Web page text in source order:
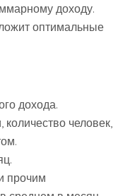
доходу.
оптимальные
дохода.
человек,
прочим